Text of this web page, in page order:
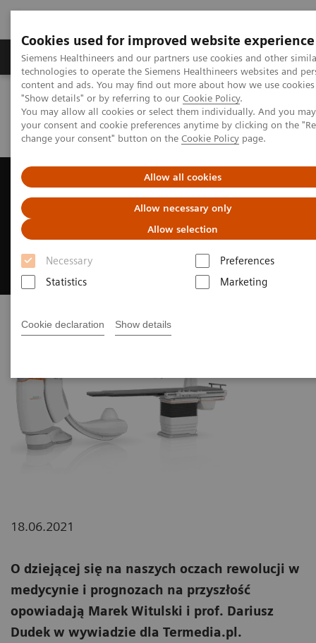
Cookies used for improved website experience
Siemens Healthineers and our partners use cookies and other
technologies to operate the Siemens Healthineers websites and
content and ads. You may find out more about how we use
"Show details" or by referring to our Cookie Policy.
You may allow all cookies or select them individually. And you
your consent and cookie preferences anytime by clicking on the
change your consent" button on the Cookie Policy page.
Allow all cookies
Allow necessary only
Allow selection
Necessary
Preferences
Statistics
Marketing
Cookie declaration Show details
Grupy Produktów O nas Edukacja i
Siemens Healthineers Polska
Aktualności i nasze realizacje
Marek Witulski i prof. Dariusz Dudek: To już nie jest przyszłość –
robotyzacja medycyny to nasze tu i teraz
Marek Witulski i prof. Dariusz
Dudek: To już nie jest przyszłość
– robotyzacja medycyny to
nasze tu i teraz
18.06.2021
O dziejącej się na naszych oczach rewolucji w
medycynie i prognozach na przyszłość
opowiadają Marek Witulski i prof. Dariusz
Dudek w wywiadzie dla Termedia.pl.